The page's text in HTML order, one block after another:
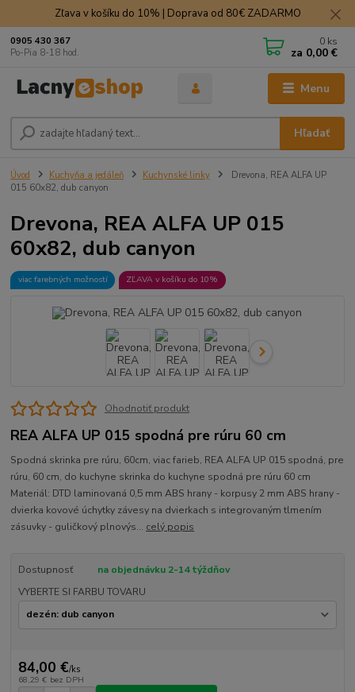
Zľava v košíku do 10% | Doprava od 80€ ZADARMO
Menu
Hľadať
0905 430 367
Po-Pia 8-18 hod.
0 ks
za 0,00 €
Úvod Kuchyňa a jedáleň Kuchynské linky
Drevona, REA ALFA UP
015 60x82, dub canyon
Drevona, REA ALFA UP 015
60x82, dub canyon
viac farebných možností ZĽAVA v košíku do 10%
Ohodnotiť produkt
REA ALFA UP 015 spodná pre rúru 60 cm
Spodná skrinka pre rúru, 60cm, viac farieb, REA ALFA UP 015 spodná, pre
rúru, 60 cm, do kuchyne skrinka do kuchyne spodná pre rúru 60 cm
Materiál: DTD laminovaná 0,5 mm ABS hrany - korpusy 2 mm ABS hrany -
dvierka kovové úchytky závesy na dvierkach s integrovaným tlmením
zásuvky - guličkový plnovýs... celý popis
Dostupnosť
na objednávku 2-14 týždňov
VYBERTE SI FARBU TOVARU
84,00 €/ks
68,29 € bez DPH